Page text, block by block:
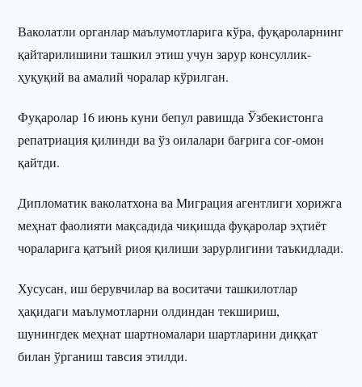
Ваколатли органлар маълумотларига кўра, фуқароларнинг
қайтарилишини ташкил этиш учун зарур консуллик-
ҳуқуқий ва амалий чоралар кўрилган.
Фуқаролар 16 июнь куни бепул равишда Ўзбекистонга
репатриация қилинди ва ўз оилалари бағрига соғ-омон
қайтди.
Дипломатик ваколатхона ва Миграция агентлиги хорижга
меҳнат фаолияти мақсадида чиқишда фуқаролар эҳтиёт
чораларига қатъий риоя қилиши зарурлигини таъкидлади.
Хусусан, иш берувчилар ва воситачи ташкилотлар
ҳақидаги маълумотларни олдиндан текшириш,
шунингдек меҳнат шартномалари шартларини диққат
билан ўрганиш тавсия этилди.